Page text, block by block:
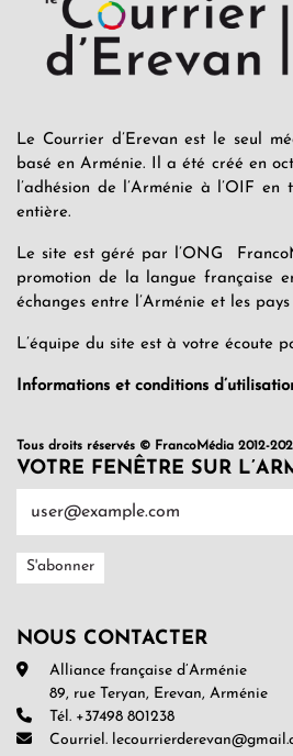
Le Courrier d’Erevan est le seul
basé en Arménie. Il a été créé en
l’adhésion de l’Arménie à l’OIF
entière.
Le site est géré par l’ONG
promotion de la langue française
échanges entre l’Arménie et les
L’équipe du site est à votre écoute
Informations et conditions
Tous droits réservés © FrancoMédia 2012-
VOTRE FENÊTRE SUR
NOUS CONTACTER
Alliance française d’Arménie
89, rue Teryan, Erevan, Arménie
Tél. +37498 801238
Courriel.